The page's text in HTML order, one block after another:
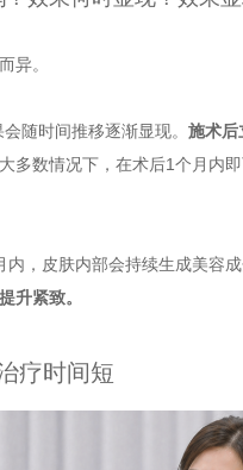
异。
随时间推移逐渐显现。 施术后
大多数情况下，在术后1个月内
，皮肤内部会持续生成美容成
升紧致。
疗时间短